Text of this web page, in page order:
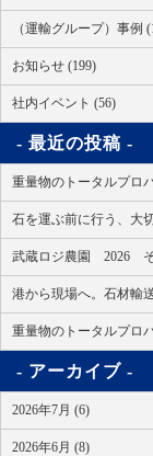
（運輸グループ）事例
お知らせ (199)
社内イベント (56)
最近の投稿
重量物のトータルプロ
石を運ぶ前に行う、大
武蔵ロジ農園 2026
港から現場へ。石材輸
重量物のトータルプロ
アーカイブ
2026年7月 (6)
2026年6月 (8)